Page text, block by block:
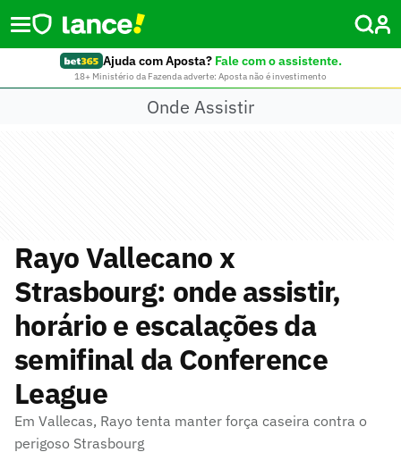
Ajuda com Aposta? Fale com o assistente.
18+ Ministério da Fazenda adverte: Aposta não é investimento
Onde Assistir
Rayo Vallecano x
Strasbourg: onde assistir,
horário e escalações da
semifinal da Conference
League
Em Vallecas, Rayo tenta manter força caseira contra o
perigoso Strasbourg